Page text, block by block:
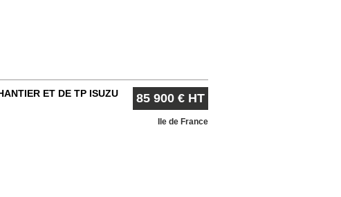
ET DE TP ISUZU
85 900 € HT
Ile de France